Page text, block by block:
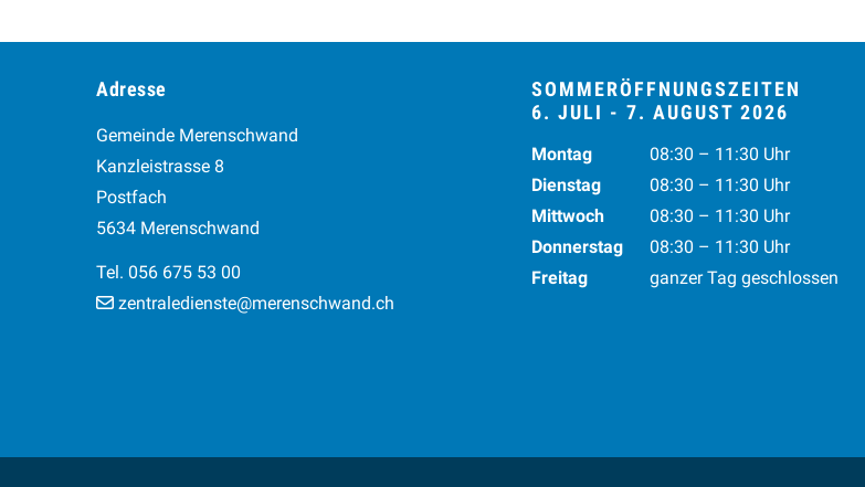
FooterAdresse
Gemeinde Merenschwand
Kanzleistrasse 8
Postfach
5634 Merenschwand
Tel. 056 675 53 00
zentraledienste@merenschwand.ch
SOMMERÖFFNUNGSZEITEN
6. JULI - 7. AUGUST 2026
Wochentag Vormittag Nachmittag
Montag 08:30 – 11:30 Uhr
Dienstag 08:30 – 11:30 Uhr
Mittwoch 08:30 – 11:30 Uhr
Donnerstag 08:30 – 11:30 Uhr
Freitag ganzer Tag geschlossen